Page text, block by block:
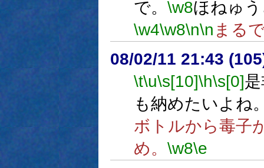
で。 \w8ほねゅ
\w4\w8\n\n まる
08/02/11 21:43
\t\u\s[10]\h\s[0]
も納めたいよね
ボトルから毒子
め。 \w8\e